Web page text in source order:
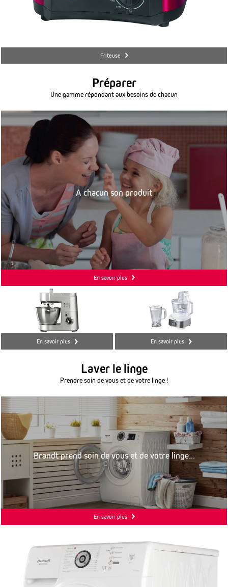
Friteuse
Préparer
Une gamme répondant aux besoins de chacun
A chacun son produit
En savoir plus
En savoir plus En savoir plus
Laver le linge
Prendre soin de vous et de votre linge !
Brandt prend soin de vous et de votre linge...
En savoir plus